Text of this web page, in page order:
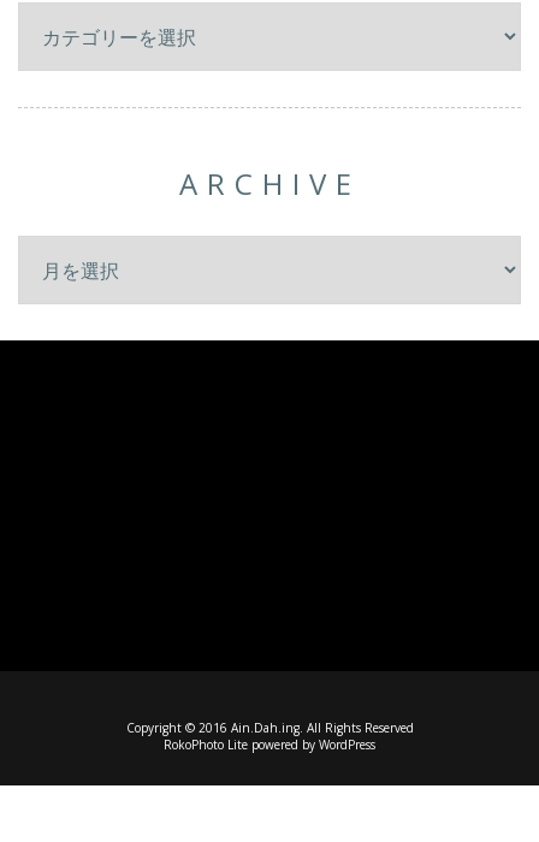
ARCHIVE
Copyright © 2016 Ain.Dah.ing. All Rights Reserved
RokoPhoto Lite powered by WordPress